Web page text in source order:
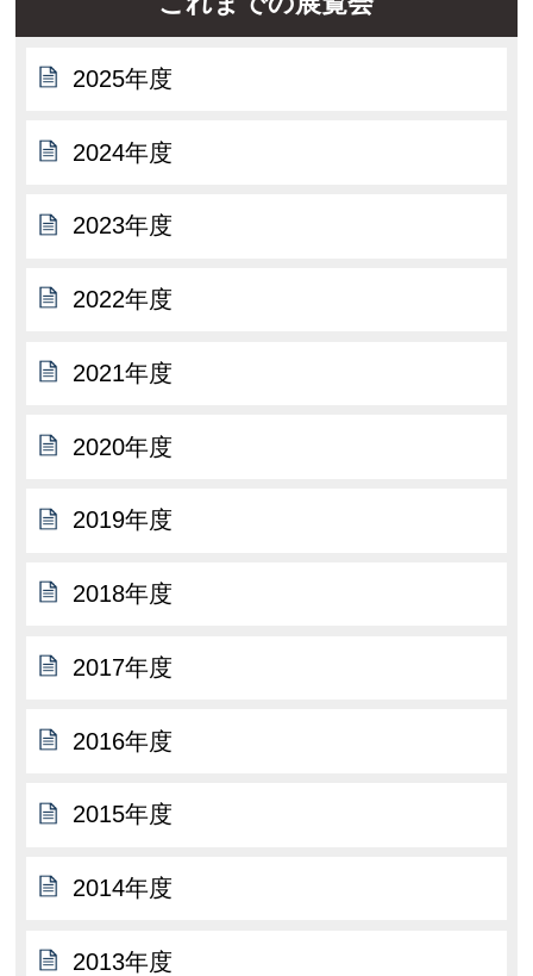
2025年度
2024年度
2023年度
2022年度
2021年度
2020年度
2019年度
2018年度
2017年度
2016年度
2015年度
2014年度
2013年度